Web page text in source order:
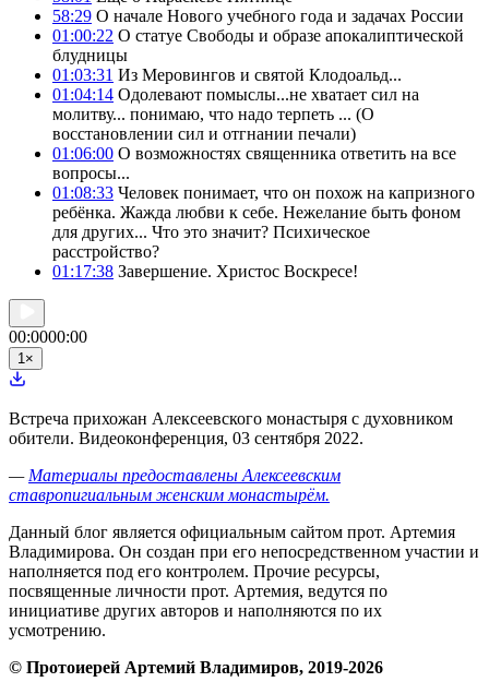
58:29 О начале Нового учебного года и задачах России
01:00:22 О статуе Свободы и образе апокалиптической
блудницы
01:03:31 Из Меровингов и святой Клодоальд...
01:04:14 Одолевают помыслы...не хватает сил на
молитву... понимаю, что надо терпеть ... (О
восстановлении сил и отгнании печали)
01:06:00 О возможностях священника ответить на все
вопросы...
01:08:33 Человек понимает, что он похож на капризного
ребёнка. Жажда любви к себе. Нежелание быть фоном
для других... Что это значит? Психическое
расстройство?
01:17:38 Завершение. Христос Воскресе!
00:0000:00
1×
Встреча прихожан Алексеевского монастыря с духовником
обители. Видеоконференция, 03 сентября 2022.
— Материалы предоставлены Алексеевским
ставропигиальным женским монастырём.
Данный блог является официальным сайтом прот. Артемия
Владимирова. Он создан при его непосредственном участии и
наполняется под его контролем. Прочие ресурсы,
посвященные личности прот. Артемия, ведутся по
инициативе других авторов и наполняются по их
усмотрению.
© Протоиерей Артемий Владимиров, 2019-2026